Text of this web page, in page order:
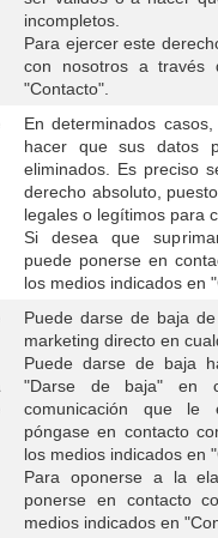
incompletos.
Para ejercer este
con nosotros a través
"Contacto".
En determinados
hacer que sus datos
eliminados. Es preciso
derecho absoluto,
legales o legítimos para
Si desea que
puede ponerse en
los medios indicados en
Puede darse de baja
marketing directo en
Puede darse de baja
"Darse de baja" en
comunicación que le
póngase en contacto
los medios indicados en
Para oponerse a la
ponerse en contacto
medios indicados en